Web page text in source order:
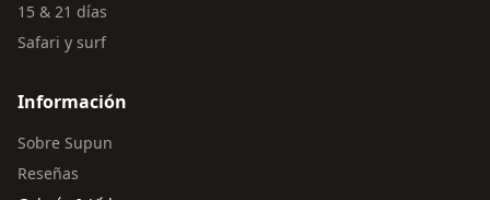
15 & 21 días
Safari y surf
Información
Sobre Supun
Reseñas